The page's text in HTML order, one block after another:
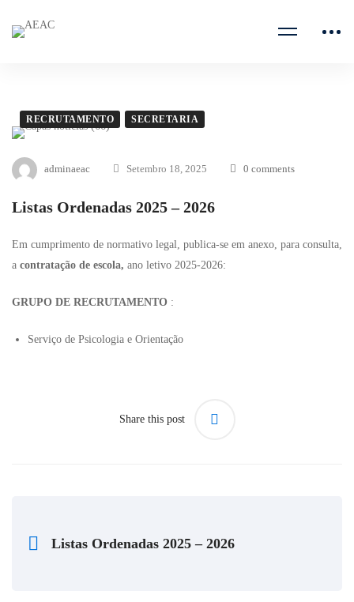
RECRUTAMENTO SECRETARIA
adminaeac Setembro 18, 2025 0 comments
Listas Ordenadas 2025 – 2026
Em cumprimento de normativo legal, publica-se em anexo, para consulta,
a contratação de escola, ano letivo 2025-2026:
GRUPO DE RECRUTAMENTO :
Serviço de Psicologia e Orientação
Share this post
Listas Ordenadas 2025 – 2026